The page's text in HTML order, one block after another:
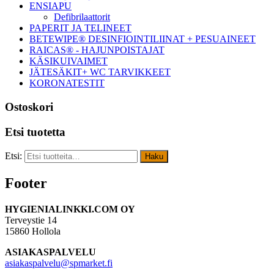
ENSIAPU
Defibrilaattorit
PAPERIT JA TELINEET
BETEWIPE® DESINFIOINTILIINAT + PESUAINEET
RAICAS® - HAJUNPOISTAJAT
KÄSIKUIVAIMET
JÄTESÄKIT+ WC TARVIKKEET
KORONATESTIT
Ostoskori
Etsi tuotetta
Etsi: Haku
Footer
HYGIENIALINKKI.COM OY
Terveystie 14
15860 Hollola
ASIAKASPALVELU
asiakaspalvelu@spmarket.fi